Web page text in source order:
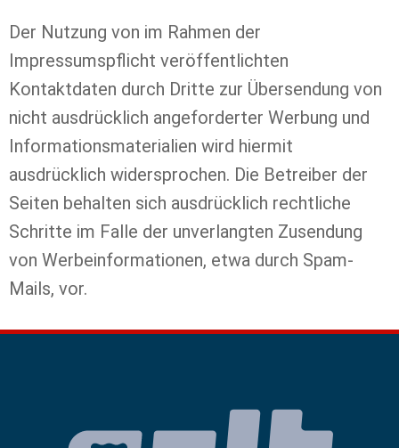
Der Nutzung von im Rahmen der
Impressumspflicht veröffentlichten
Kontaktdaten durch Dritte zur Übersendung von
nicht ausdrücklich angeforderter Werbung und
Informationsmaterialien wird hiermit
ausdrücklich widersprochen. Die Betreiber der
Seiten behalten sich ausdrücklich rechtliche
Schritte im Falle der unverlangten Zusendung
von Werbeinformationen, etwa durch Spam-
Mails, vor.